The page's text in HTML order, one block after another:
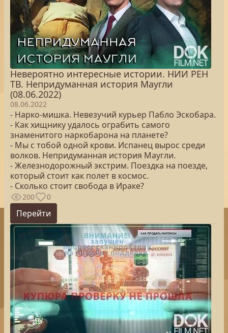
Невероятно интересные истории. НИИ РЕН
ТВ. Непридуманная история Маугли
(08.06.2022)
08.06.2022
- Нарко-мишка. Невезучий курьер Пабло Эскобара.
- Как хищнику удалось ограбить самого
знаменитого наркобарона на планете?
- Мы с тобой одной крови. Испанец вырос среди
волков. Непридуманная история Маугли.
- Железнодорожный экстрим. Поездка на поезде,
который стоит как полет в космос.
- Сколько стоит свобода в Ираке?
200 0
Перейти